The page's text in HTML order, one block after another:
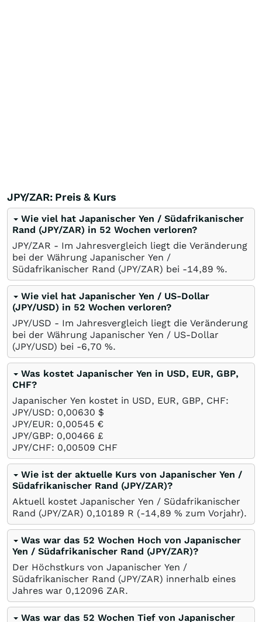
JPY/ZAR: Preis & Kurs
Wie viel hat Japanischer Yen / Südafrikanischer
Rand (JPY/ZAR) in 52 Wochen verloren?
JPY/ZAR - Im Jahresvergleich liegt die Veränderung
bei der Währung Japanischer Yen /
Südafrikanischer Rand (JPY/ZAR) bei -14,89 %.
Wie viel hat Japanischer Yen / US-Dollar
(JPY/USD) in 52 Wochen verloren?
JPY/USD - Im Jahresvergleich liegt die Veränderung
bei der Währung Japanischer Yen / US-Dollar
(JPY/USD) bei -6,70 %.
Was kostet Japanischer Yen in USD, EUR, GBP,
CHF?
Japanischer Yen kostet in USD, EUR, GBP, CHF:
JPY/USD: 0,00630 $
JPY/EUR: 0,00545 €
JPY/GBP: 0,00466 £
JPY/CHF: 0,00509 CHF
Wie ist der aktuelle Kurs von Japanischer Yen /
Südafrikanischer Rand (JPY/ZAR)?
Aktuell kostet Japanischer Yen / Südafrikanischer
Rand (JPY/ZAR) 0,10189 R (-14,89 % zum Vorjahr).
Was war das 52 Wochen Hoch von Japanischer
Yen / Südafrikanischer Rand (JPY/ZAR)?
Der Höchstkurs von Japanischer Yen /
Südafrikanischer Rand (JPY/ZAR) innerhalb eines
Jahres war 0,12096 ZAR.
Was war das 52 Wochen Tief von Japanischer